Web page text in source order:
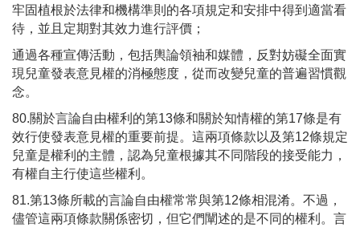
牢固植根於法律和機構準則的各項規定和安排中得到適當看
待，並且定期對其效力進行評價；
通過各種宣傳活動，包括輿論領袖和媒體，反對妨礙全面實
現兒童發表意見權的消極態度，從而改變兒童的普遍習慣觀
念。
80.關於言論自由權利的第13條和關於知情權的第17條是有
效行使發表意見權的重要前提。這兩項條款以及第12條規定
兒童是權利的主體，認為兒童根據其不同階段的接受能力，
有權自主行使這些權利。
81.第13條所載的言論自由權常常與第12條相混淆。不過，
儘管這兩項條款關係密切，但它們闡述的是不同的權利。言